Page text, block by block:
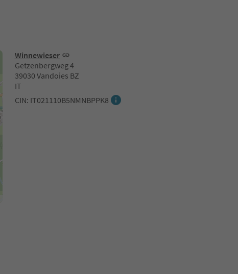
Winnewieser
Getzenbergweg 4
39030 Vandoies BZ
IT
CIN: IT021110B5NMNBPPK8